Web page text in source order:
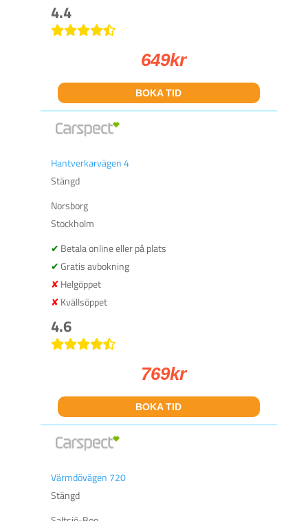
4.4
649kr
BOKA TID
Hantverkarvägen 4
Stängd
Norsborg
Stockholm
Betala online eller på plats
Gratis avbokning
Helgöppet
Kvällsöppet
4.6
769kr
BOKA TID
Värmdövägen 720
Stängd